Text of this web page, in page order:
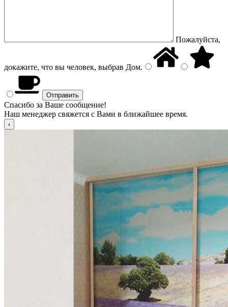
Пожалуйста,
докажите, что вы человек, выбрав Дом.
Спасибо за Ваше сообщение!
Наш менеджер свяжется с Вами в ближайшее время.